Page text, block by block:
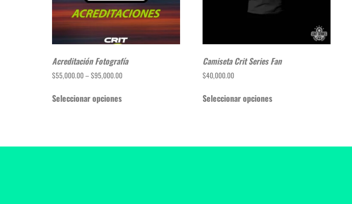
Acreditación Fotografía
$55,000.00– $95,000.00
Seleccionar opciones
Camiseta Crit Series Fan
$40,000.00
Seleccionar opciones